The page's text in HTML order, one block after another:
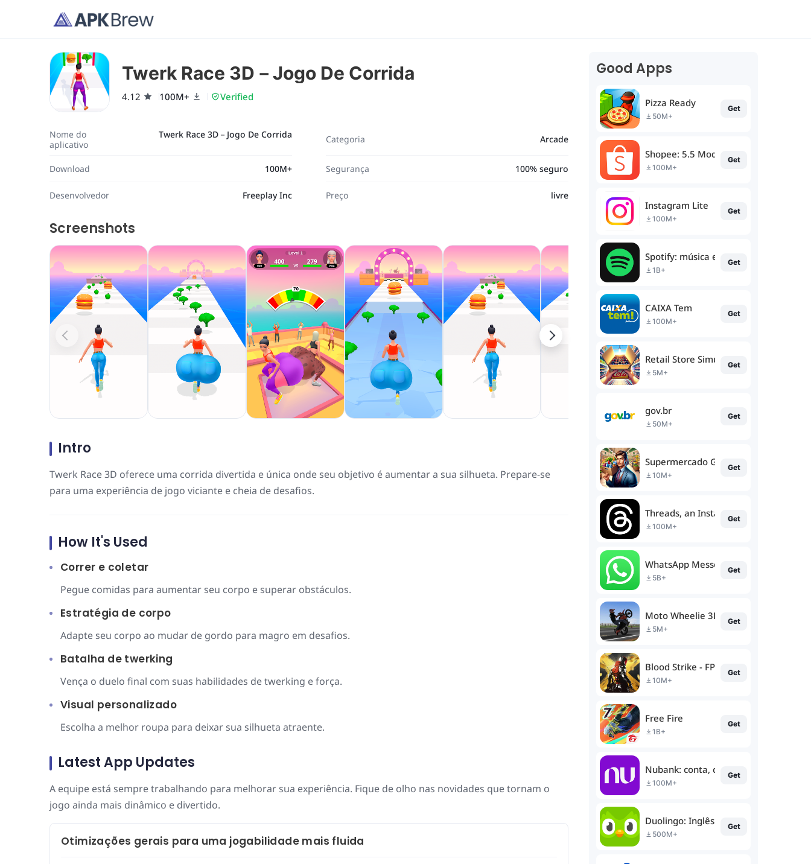
Twerk Race 3D－Jogo De Corrida
4.12 100M+ Verified
Nome do
aplicativo
Twerk Race 3D－Jogo De Corrida Categoria Arcade
Download 100M+ Segurança 100% seguro
Desenvolvedor Freeplay Inc Preço livre
Screenshots
Intro
Twerk Race 3D oferece uma corrida divertida e única onde seu objetivo é aumentar a sua silhueta. Prepare-se
para uma experiência de jogo viciante e cheia de desafios.
How It's Used
Correr e coletar
Pegue comidas para aumentar seu corpo e superar obstáculos.
Estratégia de corpo
Adapte seu corpo ao mudar de gordo para magro em desafios.
Batalha de twerking
Vença o duelo final com suas habilidades de twerking e força.
Visual personalizado
Escolha a melhor roupa para deixar sua silhueta atraente.
Latest App Updates
A equipe está sempre trabalhando para melhorar sua experiência. Fique de olho nas novidades que tornam o
jogo ainda mais dinâmico e divertido.
Otimizações gerais para uma jogabilidade mais fluida
Good Apps
Pizza Ready
50M+
Get
Shopee: 5.5 Moda e Beleza
100M+
Get
Instagram Lite
100M+
Get
Spotify: música e podcasts
1B+
Get
CAIXA Tem
100M+
Get
Retail Store Simulator
5M+
Get
gov.br
50M+
Get
Supermercado Gerente Simulador
10M+
Get
Threads, an Instagram app
100M+
Get
WhatsApp Messenger
5B+
Get
Moto Wheelie 3D
5M+
Get
Blood Strike - FPS for all
10M+
Get
Free Fire
1B+
Get
Nubank: conta, cartão e mais
100M+
Get
Duolingo: Inglês e muito mais!
500M+
Get